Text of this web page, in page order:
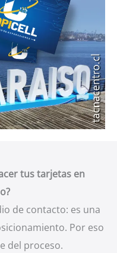
tus tarjetas en
de contacto: es una
Por eso
del proceso.